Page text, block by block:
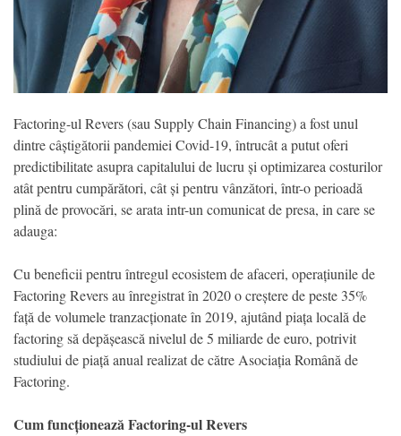
Factoring-ul Revers (sau Supply Chain Financing) a fost unul
dintre câștigătorii pandemiei Covid-19, întrucât a putut oferi
predictibilitate asupra capitalului de lucru și optimizarea costurilor
atât pentru cumpărători, cât și pentru vânzători, într-o perioadă
plină de provocări, se arata intr-un comunicat de presa, in care se
adauga:
Cu beneficii pentru întregul ecosistem de afaceri, operațiunile de
Factoring Revers au înregistrat în 2020 o creștere de peste 35%
față de volumele tranzacționate în 2019, ajutând piața locală de
factoring să depășească nivelul de 5 miliarde de euro, potrivit
studiului de piață anual realizat de către Asociația Română de
Factoring.
Cum funcționează Factoring-ul Revers